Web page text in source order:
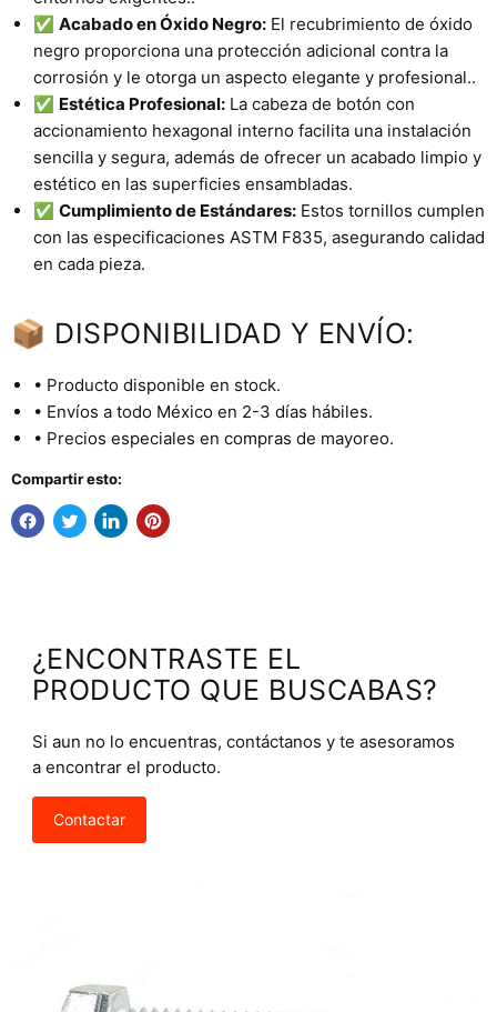
✅ Acabado en Óxido Negro: El recubrimiento de óxido
negro proporciona una protección adicional contra la
corrosión y le otorga un aspecto elegante y profesional..
✅ Estética Profesional: La cabeza de botón con
accionamiento hexagonal interno facilita una instalación
sencilla y segura, además de ofrecer un acabado limpio y
estético en las superficies ensambladas.
✅ Cumplimiento de Estándares: Estos tornillos cumplen
con las especificaciones ASTM F835, asegurando calidad
en cada pieza.
📦 DISPONIBILIDAD Y ENVÍO:
• Producto disponible en stock.
• Envíos a todo México en 2-3 días hábiles.
• Precios especiales en compras de mayoreo.
Compartir esto:
¿ENCONTRASTE EL
PRODUCTO QUE BUSCABAS?
Si aun no lo encuentras, contáctanos y te asesoramos
a encontrar el producto.
Contactar